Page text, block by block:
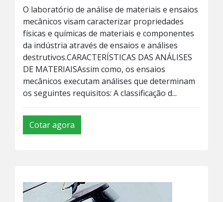
O laboratório de análise de materiais e ensaios
mecânicos visam caracterizar propriedades
físicas e químicas de materiais e componentes
da indústria através de ensaios e análises
destrutivos.CARACTERÍSTICAS DAS ANÁLISES
DE MATERIAISAssim como, os ensaios
mecânicos executam análises que determinam
os seguintes requisitos: A classificação d...
Cotar agora